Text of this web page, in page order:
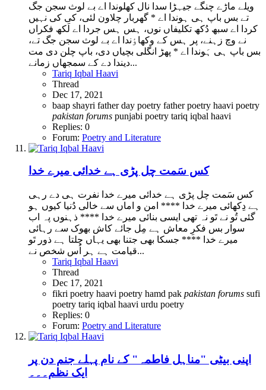
ویلے ماڑے چنگے جیہڑا سدا نال کھلوندا اے بے لوث سجن جگ
تے بس باپ ہی ہوندا اے * گھربار چلاون لئی، کی کی نہیں
کردا اے سبھ دُکھ تکلیفاں نوں، ہس ہس جردا اے لَکھ فکراں
نے وچ زہنے، پر ہس کے وکھاٶندا اے بے لوث سجن جگ تے،
بس باپ ہی ہَوندا اے * پھڑ انگلی بچیاں دی، باپ چلن دی مت
دیندا دے کے سمجھاں زمانے...
Tariq Iqbal Haavi
Thread
Dec 17, 2021
baap shayri father day poetry father poetry haavi poetry
pakistan forums punjabi poetry tariq iqbal haavi
Replies: 0
Forum: Poetry and Literature
کس سَمت چل پڑی ہے خدائی میرے خدا
کس سَمت چل پڑی ہے خدائی میرے خدا نفرت ہی دے رہی
ہے دِکھائی میرے خدا **** امن و اماں سے خالی دُنیا کیوں ہو
گئی تُو نے تَو نہ تھی ایسی بنائی میرے خدا **** ذہنوں پہ اب
سوار بس فکرِ معاش ہے مِل جائے کاش بھوک سے رہائی
میرے خدا **** جسکا بھی جتنا بھی یہاں چلتا ہے ذور تَو
قیامت ہے ہر اُس شخص نے...
Tariq Iqbal Haavi
Thread
Dec 17, 2021
fikri poetry haavi poetry hamd pak pakistan forums sufi
poetry tariq iqbal haavi urdu poetry
Replies: 0
Forum: Poetry and Literature
اپنی بیٹی "مناہل فاطمہ" کے نام پہلے جنم دن پر
ایک نظم۔۔۔